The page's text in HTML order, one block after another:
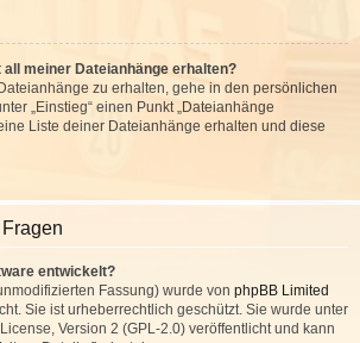
meiner Dateianhänge erhalten?
zu erhalten, gehe in den persönlichen
„Einstieg“ einen Punkt „Dateianhänge
Liste deiner Dateianhänge erhalten und diese
entwickelt?
Fassung) wurde von phpBB Limited
Sie ist urheberrechtlich geschützt. Sie wurde unter
Version 2 (GPL-2.0) veröffentlicht und kann